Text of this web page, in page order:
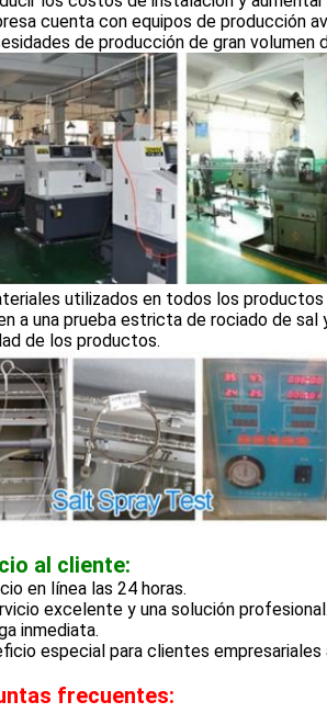
cuenta con equipos de producción
de producción de gran volumen
utilizados en todos los
a una prueba estricta de rociado de
de los productos.
al cliente:
en línea las 24 horas.
excelente y una solución profesional.
inmediata.
especial para clientes empresariales
frecuentes: